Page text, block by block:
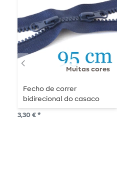
Muitas cores
Fecho de correr
bidirecional do casaco
divisível 95 cm
3,30 € *